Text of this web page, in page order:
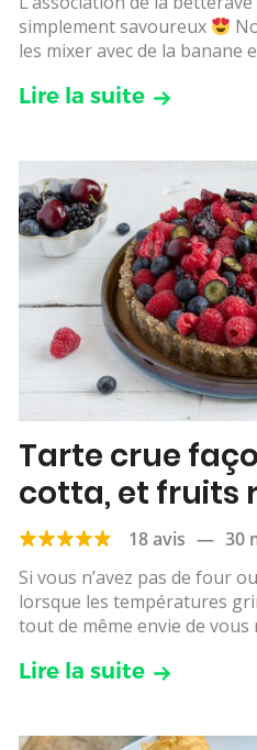
simplement savoureux
les mixer avec de la banane
Lire la suite
Tarte crue
cotta, et fruits
18 avis — 30
Si vous n’avez pas de four
lorsque les températures
tout de même envie de vous
Lire la suite